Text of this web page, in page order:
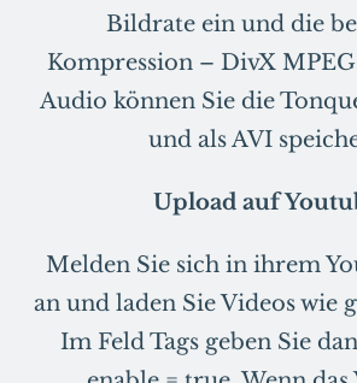
Bildrate ein und die
Kompression – DivX
Audio können Sie die
und als AVI
Upload auf
Melden Sie sich in ihrem
an und laden Sie Videos wie
Im Feld Tags geben Sie